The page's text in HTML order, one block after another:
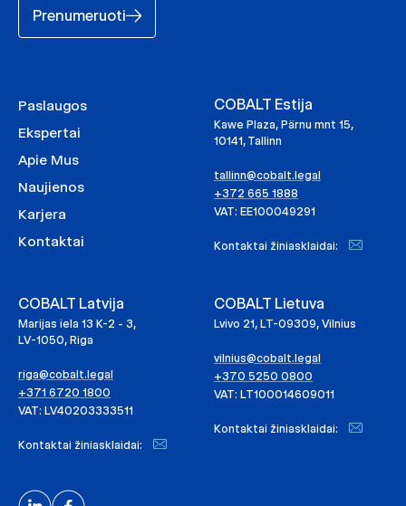
Prenumeruoti
Paslaugos
Ekspertai
Apie Mus
Naujienos
Karjera
Kontaktai
COBALT Estija
Kawe Plaza, Pärnu mnt 15,
10141, Tallinn
tallinn@cobalt.legal
+372 665 1888
VAT: EE100049291
Kontaktai žiniasklaidai:
COBALT Latvija
Marijas iela 13 K-2 - 3,
LV-1050, Riga
riga@cobalt.legal
+371 6720 1800
VAT: LV40203333511
Kontaktai žiniasklaidai:
COBALT Lietuva
Lvivo 21, LT-09309, Vilnius
vilnius@cobalt.legal
+370 5250 0800
VAT: LT100014609011
Kontaktai žiniasklaidai: